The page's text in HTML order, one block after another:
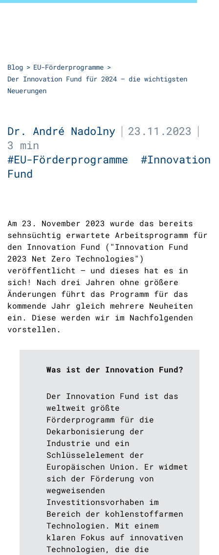
Blog
EU-Förderprogramme
Der Innovation Fund für 2024 – die wichtigsten
Neuerungen
Dr. André Nadolny
23.11.2023
3 min
#EU-Förderprogramme #Innovation
Fund
Am 23. November 2023 wurde das bereits
sehnsüchtig erwartete Arbeitsprogramm für
den Innovation Fund ("Innovation Fund
2023 Net Zero Technologies")
veröffentlicht – und dieses hat es in
sich! Nach drei Jahren ohne größere
Änderungen führt das Programm für das
kommende Jahr gleich mehrere Neuheiten
ein. Diese werden wir im Nachfolgenden
vorstellen.
Was ist der Innovation Fund?
Der Innovation Fund ist das
weltweit größte
Förderprogramm für die
Dekarbonisierung der
Industrie und ein
Schlüsselelement der
Europäischen Union. Er widmet
sich der Förderung von
wegweisenden
Investitionsvorhaben im
Bereich der kohlenstoffarmen
Technologien. Mit einem
klaren Fokus auf innovativen
Technologien, die die